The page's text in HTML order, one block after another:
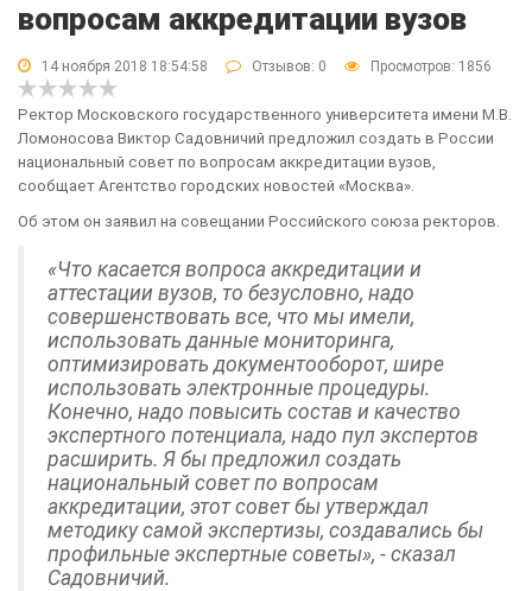
вопросам аккредитации вузов
14 ноября 2018 18:54:58 Отзывов: 0 Просмотров: 1856
Ректор Московского государственного университета имени М.В.
Ломоносова Виктор Садовничий предложил создать в России
национальный совет по вопросам аккредитации вузов,
сообщает Агентство городских новостей «Москва».
Об этом он заявил на совещании Российского союза ректоров.
«Что касается вопроса аккредитации и
аттестации вузов, то безусловно, надо
совершенствовать все, что мы имели,
использовать данные мониторинга,
оптимизировать документооборот, шире
использовать электронные процедуры.
Конечно, надо повысить состав и качество
экспертного потенциала, надо пул экспертов
расширить. Я бы предложил создать
национальный совет по вопросам
аккредитации, этот совет бы утверждал
методику самой экспертизы, создавались бы
профильные экспертные советы», - сказал
Садовничий.